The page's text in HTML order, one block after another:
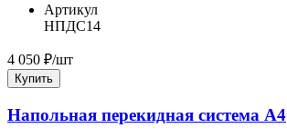
Артикул
НПДС14
4 050 ₽/шт
Купить
Напольная перекидная система А4